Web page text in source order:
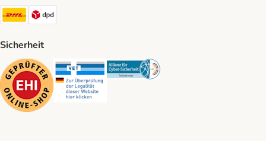
DHL Shipping Method
Sicherheit
Security Security Security